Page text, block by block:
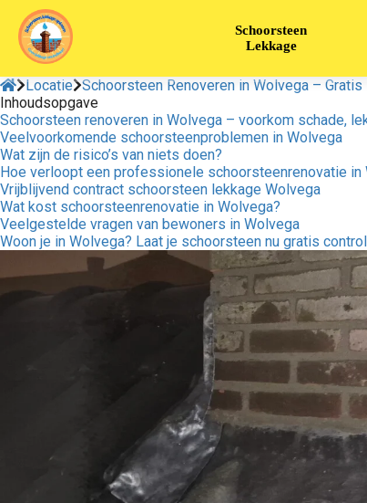
Schoorsteen
Lekkage
Locatie Schoorsteen Renoveren in Wolvega –
Inhoudsopgave
Schoorsteen renoveren in Wolvega – voorkom schade,
Veelvoorkomende schoorsteenproblemen in Wolvega
Wat zijn de risico’s van niets doen?
Hoe verloopt een professionele schoorsteenrenovatie in
Vrijblijvend contract schoorsteen lekkage Wolvega
Wat kost schoorsteenrenovatie in Wolvega?
Veelgestelde vragen van bewoners in Wolvega
Woon je in Wolvega? Laat je schoorsteen nu gratis